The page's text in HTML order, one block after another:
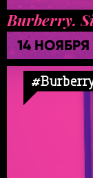
Burberry.
14 НОЯБРЯ